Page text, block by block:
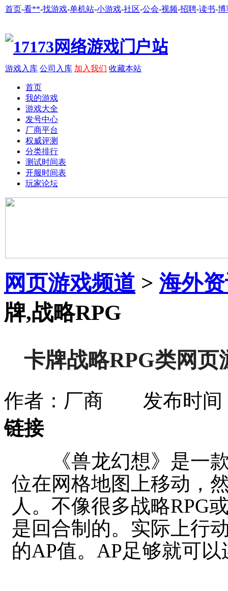
首页-看**-找游戏-单机站-小游戏-社区-公会-视频-招聘-读书-博
游戏入库 公司入库 加入我们 收藏本站
首页
我的游戏
游戏大全
发号中心
厂商平台
权威评测
分类排行
测试时间表
开服时间表
玩家论坛
网页游戏频道 > 海外
牌,战略RPG
卡牌战略RPG类网
作者：厂商 发布时间
链接
《兽龙幻想》是一款
位在网格地图上移动，
人。不像很多战略RPG
是回合制的。实际上行
的AP值。AP足够就可